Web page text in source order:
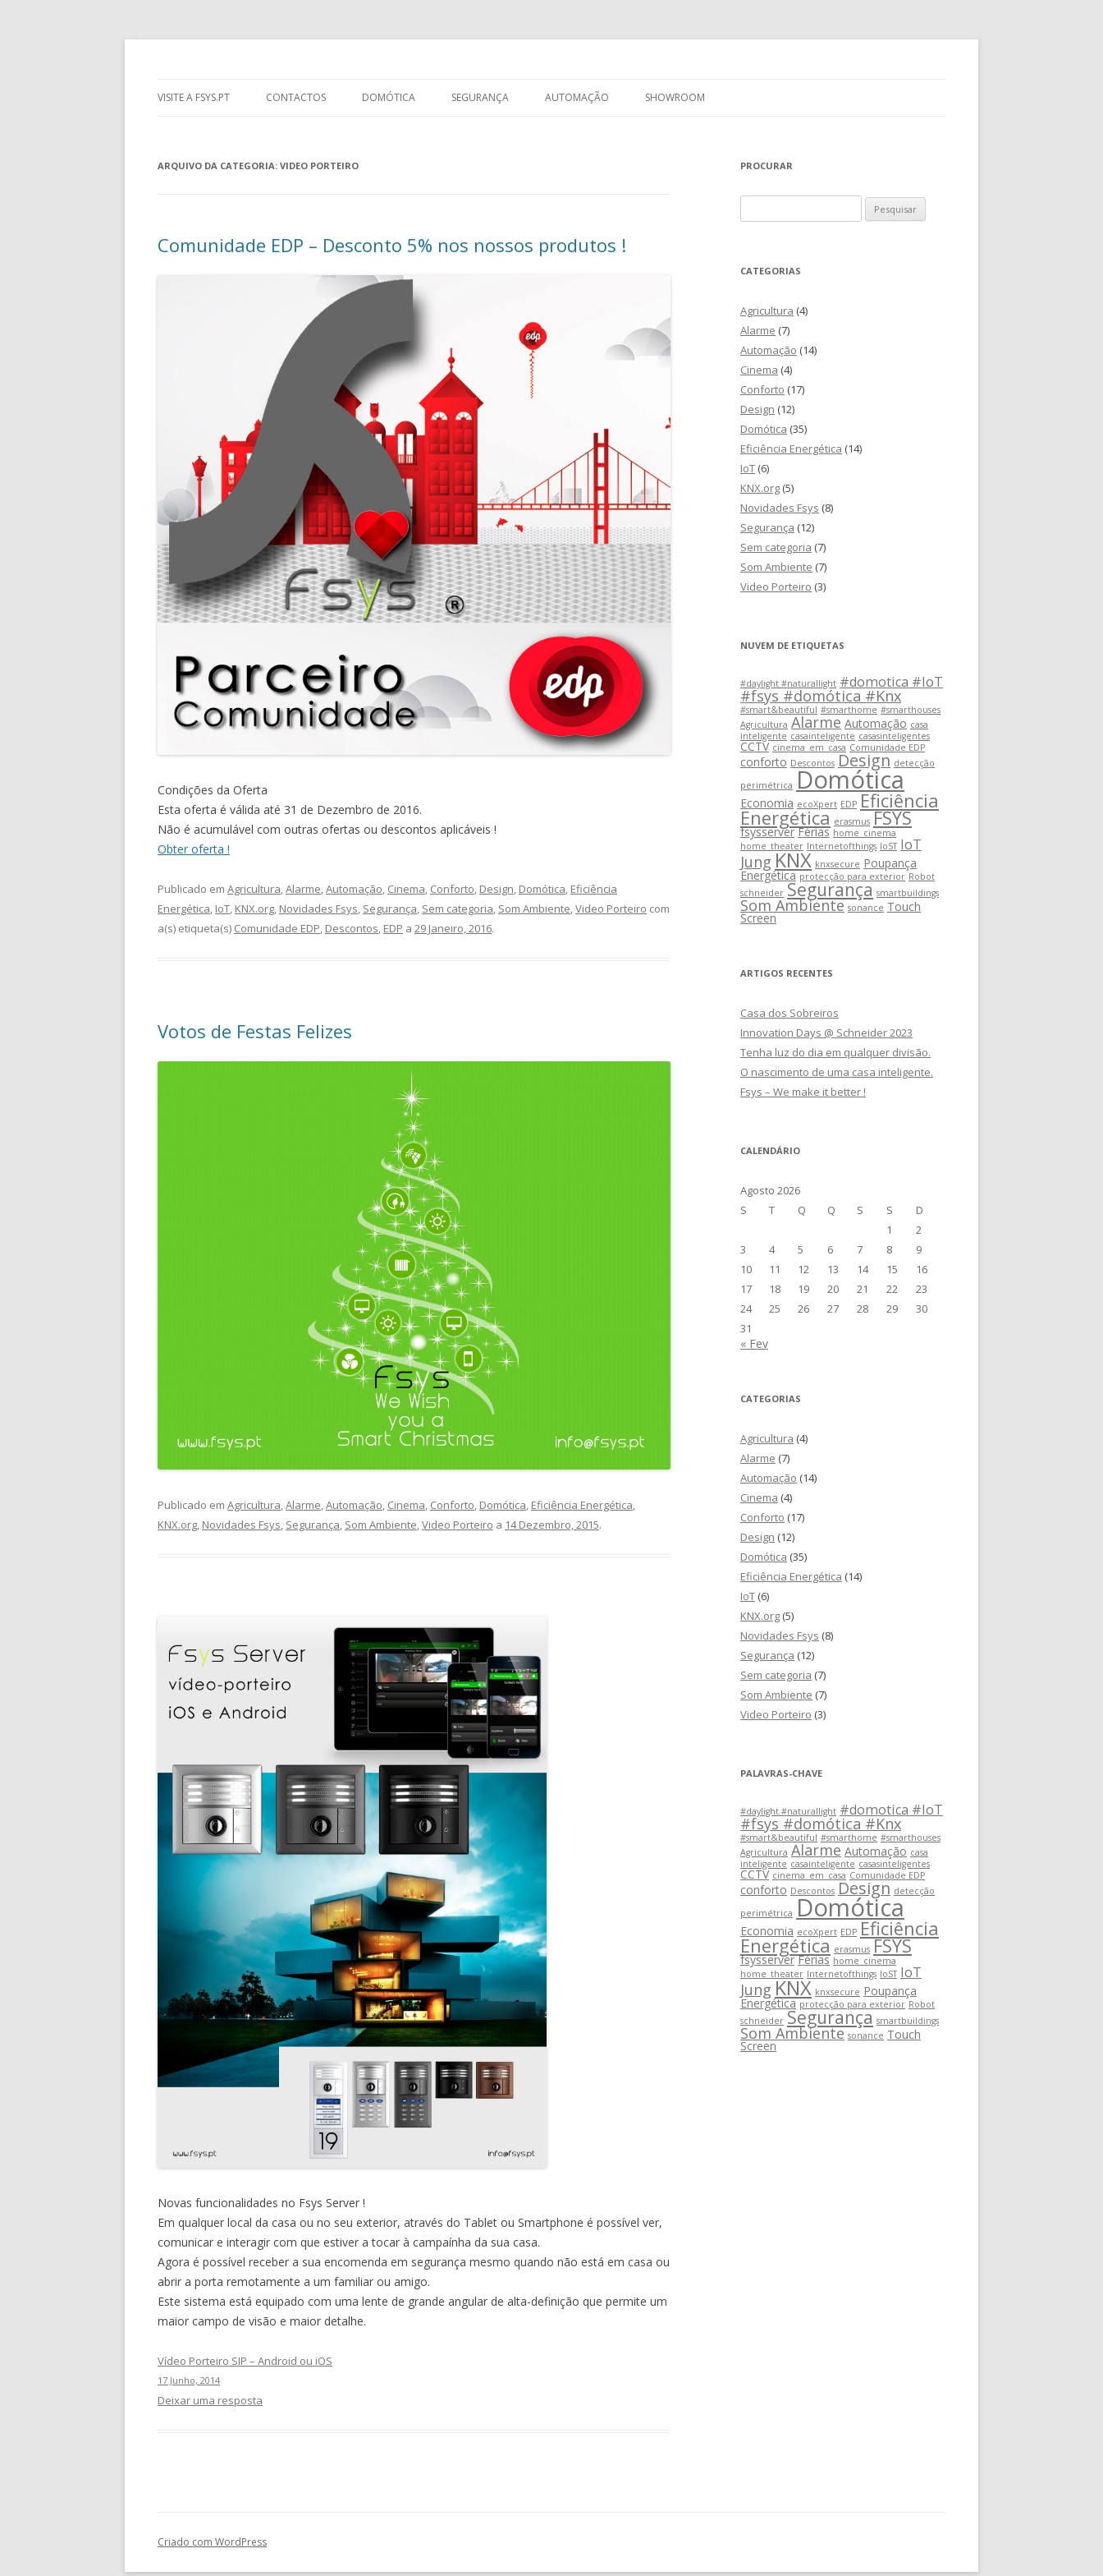
VISITE A FSYS.PT CONTACTOS DOMÓTICA SEGURANÇA AUTOMAÇÃO SHOWROOM
ARQUIVO DA CATEGORIA: VIDEO PORTEIRO
Comunidade EDP – Desconto 5% nos nossos produtos !
Condições da Oferta
Esta oferta é válida até 31 de Dezembro de 2016.
Não é acumulável com outras ofertas ou descontos aplicáveis !
Obter oferta !
Publicado em Agricultura,Alarme,Automação, Cinema, Conforto, Design, Domótica, Eficiência
Energética, IoT, KNX.org, Novidades Fsys, Segurança, Sem categoria, Som Ambiente,Video Porteiro com
a(s) etiqueta(s) Comunidade EDP, Descontos, EDP a 29 Janeiro, 2016.
Votos de Festas Felizes
Publicado em Agricultura,Alarme,Automação, Cinema, Conforto, Domótica, Eficiência Energética,
KNX.org, Novidades Fsys, Segurança, Som Ambiente,Video Porteiro a 14 Dezembro, 2015.
Novas funcionalidades no Fsys Server !
Em qualquer local da casa ou no seu exterior, através do Tablet ou Smartphone é possível ver,
comunicar e interagir com que estiver a tocar à campaínha da sua casa.
Agora é possível receber a sua encomenda em segurança mesmo quando não está em casa ou
abrir a porta remotamente a um familiar ou amigo.
Este sistema está equipado com uma lente de grande angular de alta-definição que permite um
maior campo de visão e maior detalhe.
Vídeo Porteiro SIP – Android ou iOS
17 Junho, 2014
Deixar uma resposta
PROCURAR
por:
CATEGORIAS
Agricultura (4)
Alarme (7)
Automação (14)
Cinema (4)
Conforto (17)
Design (12)
Domótica (35)
Eficiência Energética (14)
IoT (6)
KNX.org (5)
Novidades Fsys (8)
Segurança (12)
Sem categoria (7)
Som Ambiente (7)
Video Porteiro (3)
NUVEM DE ETIQUETAS
#daylight #naturallight #domotica #IoT
#fsys #domótica #Knx
#smart&beautiful #smarthome #smarthouses
Agricultura Alarme Automação casa
inteligente casainteligente casasinteligentes
CCTV cinema_em_casa Comunidade EDP
conforto Descontos Design detecção
perimétrica Domótica
Economia ecoXpert EDP Eficiência
Energética erasmus FSYS
fsysserver Férias home_cinema
home_theater Internetofthings IoST IoT
Jung KNX knxsecure Poupança
Energética protecção para exterior Robot
schneider Segurança smartbuildings
Som Ambiente sonance Touch
Screen
ARTIGOS RECENTES
Casa dos Sobreiros
Innovation Days @ Schneider 2023
Tenha luz do dia em qualquer divisão.
O nascimento de uma casa inteligente.
Fsys – We make it better !
CALENDÁRIO
Agosto 2026
S
T Q Q S S
D
1
2
3
4 5 6 7 8
9
10
11 12 13 14 15
16
17
18 19 20 21 22
23
24
25 26 27 28 29
30
31
« Fev
CATEGORIAS
Agricultura (4)
Alarme (7)
Automação (14)
Cinema (4)
Conforto (17)
Design (12)
Domótica (35)
Eficiência Energética (14)
IoT (6)
KNX.org (5)
Novidades Fsys (8)
Segurança (12)
Sem categoria (7)
Som Ambiente (7)
Video Porteiro (3)
PALAVRAS-CHAVE
#daylight #naturallight #domotica #IoT
#fsys #domótica #Knx
#smart&beautiful #smarthome #smarthouses
Agricultura Alarme Automação casa
inteligente casainteligente casasinteligentes
CCTV cinema_em_casa Comunidade EDP
conforto Descontos Design detecção
perimétrica Domótica
Economia ecoXpert EDP Eficiência
Energética erasmus FSYS
fsysserver Férias home_cinema
home_theater Internetofthings IoST IoT
Jung KNX knxsecure Poupança
Energética protecção para exterior Robot
schneider Segurança smartbuildings
Som Ambiente sonance Touch
Screen
Criado com WordPress